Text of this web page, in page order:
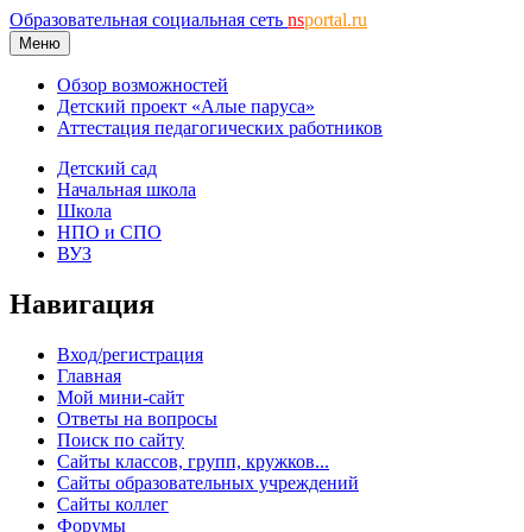
Образовательная социальная сеть nsportal.ru
Меню
Обзор возможностей
Детский проект «Алые паруса»
Аттестация педагогических работников
Детский сад
Начальная школа
Школа
НПО и СПО
ВУЗ
Навигация
Вход/регистрация
Главная
Мой мини-сайт
Ответы на вопросы
Поиск по сайту
Сайты классов, групп, кружков...
Сайты образовательных учреждений
Сайты коллег
Форумы